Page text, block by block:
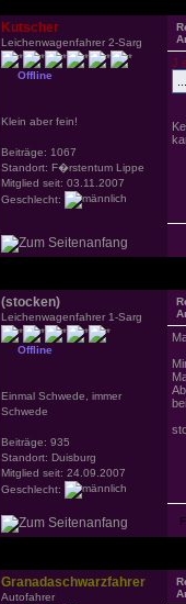
Kutscher
Leichenwagenfahrer 2-Sarg
Offline
Klein aber fein!
Beiträge: 1067
Standort: F�rstentum Lippe
Mitglied seit: 03.11.2007
Geschlecht:
J
(stocken)
Leichenwagenfahrer 1-Sarg
Offline
Einmal Schwede, immer
Schwede
Beiträge: 935
Standort: Duisburg
Mitglied seit: 24.09.2007
Geschlecht:
Granadaschwarzfahrer
Autofahrer